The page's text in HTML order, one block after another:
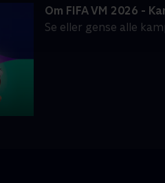
Om FIFA VM 2026 -
Se eller gense alle